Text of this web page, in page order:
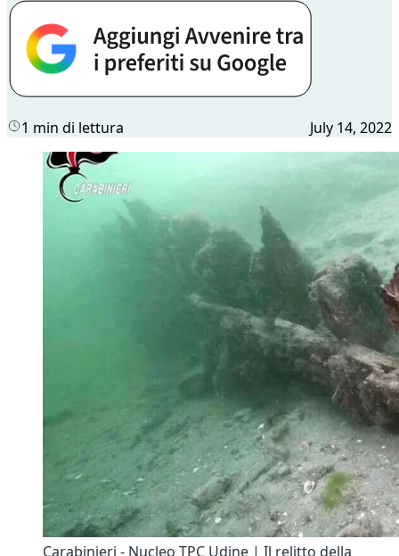
1 min di lettura July 14, 2022
Carabinieri - Nucleo TPC Udine | Il relitto della